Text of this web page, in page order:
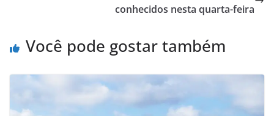
conhecidos nesta quarta-feira
Você pode gostar também